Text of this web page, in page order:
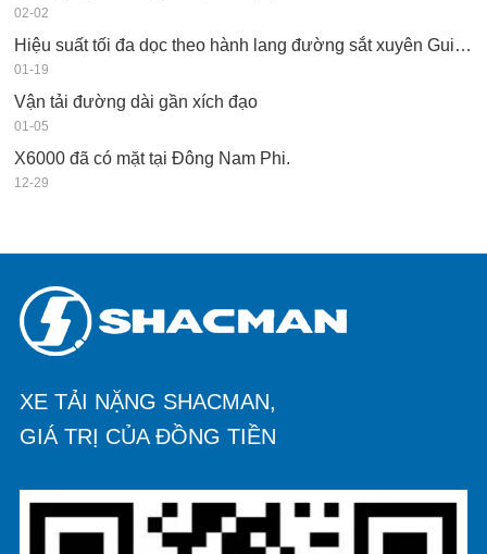
02-02
Hiệu suất tối đa dọc theo hành lang đường sắt xuyên Guinea
01-19
Vận tải đường dài gần xích đạo
01-05
X6000 đã có mặt tại Đông Nam Phi.
12-29
XE TẢI NẶNG SHACMAN,
GIÁ TRỊ CỦA ĐỒNG TIỀN